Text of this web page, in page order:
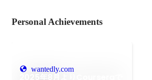
Personal Achievements
wantedly.com